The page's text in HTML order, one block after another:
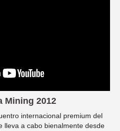
Mining 2012
internacional premium del
lleva a cabo bienalmente desde